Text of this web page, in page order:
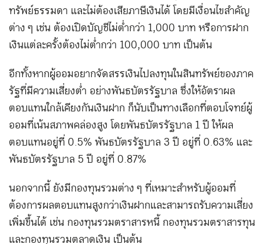
ทรัพย์ธรรมดา และไม่ต้องเสียภาษีเงินได้ โดยมีเงื่อนไขสำคัญ
ต่าง ๆ เช่น ต้องเปิดบัญชีไม่ต่ำกว่า 1,000 บาท หรือการฝาก
เงินแต่ละครั้งต้องไม่ต่ำกว่า 100,000 บาท เป็นต้น
อีกทั้งหากผู้ออมอยากจัดสรรเงินไปลงทุนในสินทรัพย์ของภาค
รัฐที่มีความเสี่ยงต่ำ อย่างพันธบัตรรัฐบาล ซึ่งให้อัตราผล
ตอบแทนใกล้เคียงกันเงินฝาก ก็นับเป็นทางเลือกที่ตอบโจทย์ผู้
ออมที่เน้นสภาพคล่องสูง โดยพันธบัตรรัฐบาล 1 ปี ให้ผล
ตอบแทนอยู่ที่ 0.5% พันธบัตรรัฐบาล 3 ปี อยู่ที่ 0.63% และ
พันธบัตรรัฐบาล 5 ปี อยู่ที่ 0.87%
นอกจากนี้ ยังมีกองทุนรวมต่าง ๆ ที่เหมาะสำหรับผู้ออมที่
ต้องการผลตอบแทนสูงกว่าเงินฝากและสามารถรับความเสี่ยง
เพิ่มขึ้นได้ เช่น กองทุนรวมตราสารหนี้ กองทุนรวมตราสารทุน
และกองทุนรวมตลาดเงิน เป็นต้น